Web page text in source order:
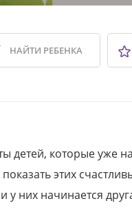
НАЙТИ РЕБЕНКА
детей, которые уже
этих
у них начинается